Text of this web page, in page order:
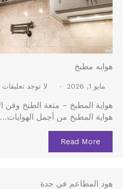
هوايه مطبخ
مايو 1, 2026 لا توجد تعليقات
هواية المطبخ – متعة الطبخ وفن
هواية المطبخ من أجمل الهوايات…
Read More
هود المطاعم في جدة